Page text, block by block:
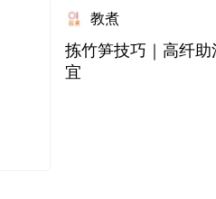
教煮
拣竹笋技巧｜高纤
宜